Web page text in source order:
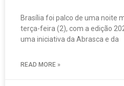
Brasília foi palco de uma noite
terça-feira (2), com a edição
uma iniciativa da Abrasca e da
READ MORE »